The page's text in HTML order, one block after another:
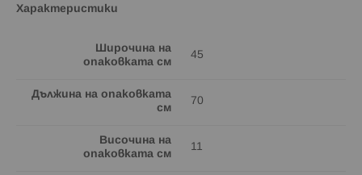
Характеристики
Широчина на
опаковката см
45
Дължина на опаковката
см
70
Височина на
опаковката см
11